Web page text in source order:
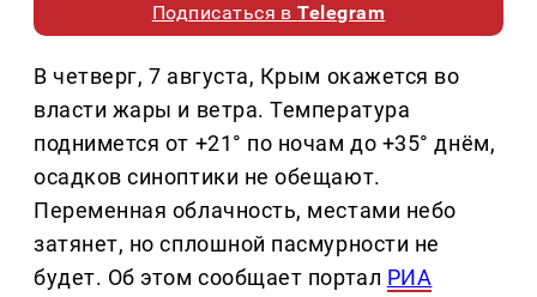
Подписаться вTelegram
В четверг, 7 августа, Крым окажется во
власти жары и ветра. Температура
поднимется от +21° по ночам до +35° днём,
осадков синоптики не обещают.
Переменная облачность, местами небо
затянет, но сплошной пасмурности не
будет. Об этом сообщает портал РИА